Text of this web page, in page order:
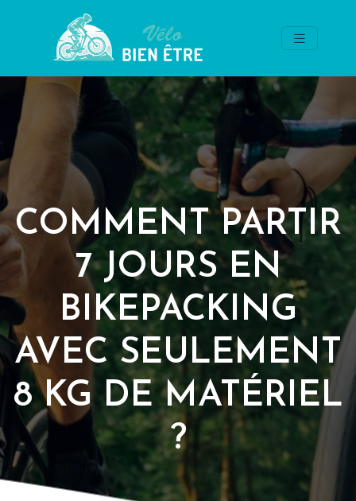
COMMENT PARTIR
7 JOURS EN
BIKEPACKING
AVEC SEULEMENT
8 KG DE MATÉRIEL
?